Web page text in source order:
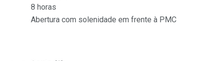
8 horas
Abertura com solenidade em frente à PMC